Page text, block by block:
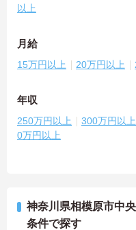
以上
月給
15万円以上 20万円以上
年収
250万円以上 300万円以上
0万円以上
神奈川県相模原市中
条件で探す